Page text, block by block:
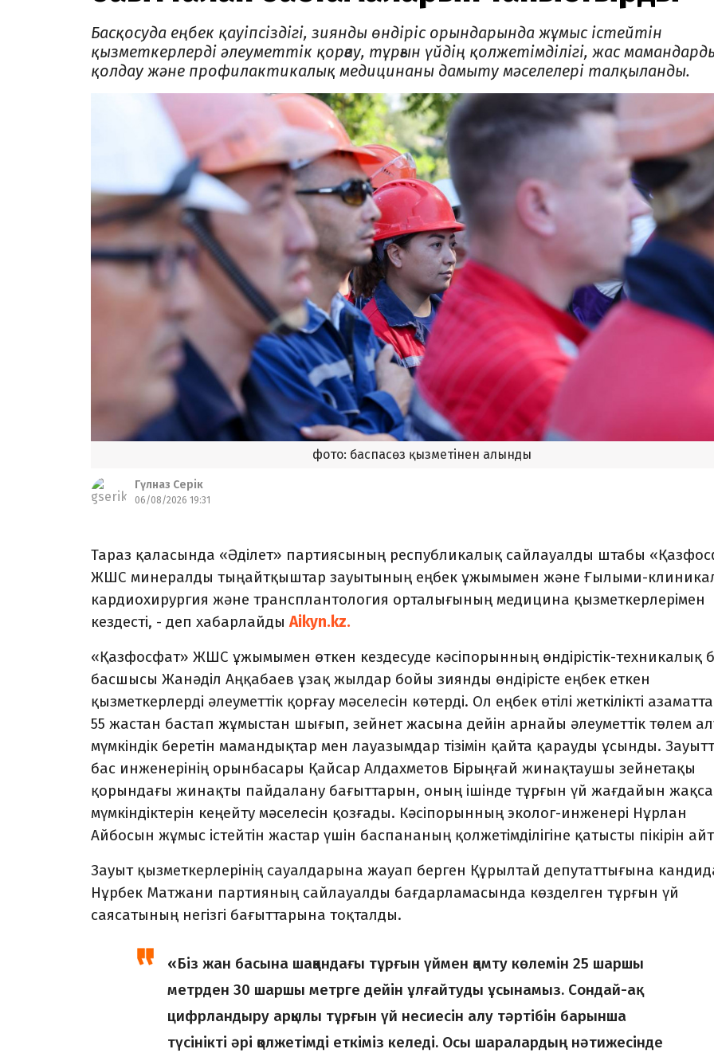
Басқосуда еңбек қауіпсіздігі, зиянды өндіріс орындарында жұмыс істейтін
қызметкерлерді әлеуметтік қорғау, тұрғын үйдің қолжетімділігі, жас
қолдау және профилактикалық медицинаны дамыту мәселелері талқыланды.
фото: баспасөз қызметінен алынды
Гүлназ Серік
06/08/2026 19:31
Тараз қаласында «Әділет» партиясының республикалық сайлауалды штабы
ЖШС минералды тыңайтқыштар зауытының еңбек ұжымымен және Ғылыми-
кардиохирургия және трансплантология орталығының медицина қызметкерлерімен
кездесті, - деп хабарлайды Aikyn.kz.
«Қазфосфат» ЖШС ұжымымен өткен кездесуде кәсіпорынның өндірістік-техникалық
басшысы Жанәділ Аңқабаев ұзақ жылдар бойы зиянды өндірісте еңбек еткен
қызметкерлерді әлеуметтік қорғау мәселесін көтерді. Ол еңбек өтілі жеткілікті
55 жастан бастап жұмыстан шығып, зейнет жасына дейін арнайы әлеуметтік төлем
мүмкіндік беретін мамандықтар мен лауазымдар тізімін қайта қарауды ұсынды.
бас инженерінің орынбасары Қайсар Алдахметов Бірыңғай жинақтаушы зейнетақы
қорындағы жинақты пайдалану бағыттарын, оның ішінде тұрғын үй жағдайын
мүмкіндіктерін кеңейту мәселесін қозғады. Кәсіпорынның эколог-инженері Нұрлан
Айбосын жұмыс істейтін жастар үшін баспананың қолжетімділігіне қатысты пікірін
Зауыт қызметкерлерінің сауалдарына жауап берген Құрылтай депутаттығына
Нұрбек Матжани партияның сайлауалды бағдарламасында көзделген тұрғын үй
саясатының негізгі бағыттарына тоқталды.
«Біз жан басына шаққандағы тұрғын үймен қамту көлемін 25 шаршы
метрден 30 шаршы метрге дейін ұлғайтуды ұсынамыз. Сондай-ақ
цифрландыру арқылы тұрғын үй несиесін алу тәртібін барынша
түсінікті әрі қолжетімді еткіміз келеді. Осы шаралардың нәтижесінде